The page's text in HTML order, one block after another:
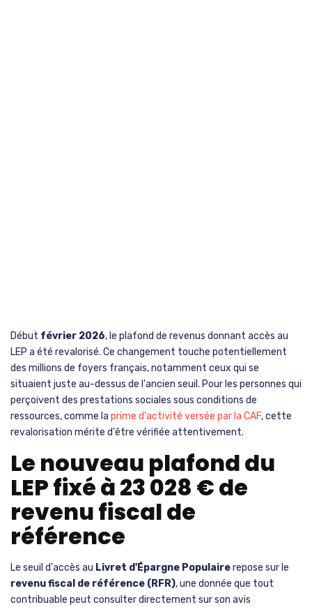
Début février 2026, le plafond de revenus donnant accès au
LEP a été revalorisé. Ce changement touche potentiellement
des millions de foyers français, notamment ceux qui se
situaient juste au-dessus de l'ancien seuil. Pour les personnes qui
perçoivent des prestations sociales sous conditions de
ressources, comme la prime d'activité versée par la CAF, cette
revalorisation mérite d'être vérifiée attentivement.
Le nouveau plafond du
LEP fixé à 23 028 € de
revenu fiscal de
référence
Le seuil d'accès au Livret d'Épargne Populairerepose sur le
revenu fiscal de référence (RFR), une donnée que tout
contribuable peut consulter directement sur son avis